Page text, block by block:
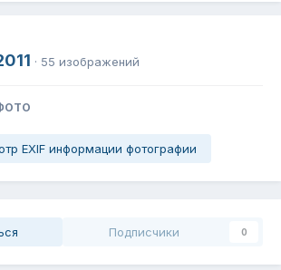
· 55 изображений
EXIF информации фотографии
Подписчики 0